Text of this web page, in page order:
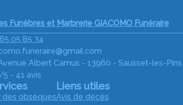
Funèbres et Marbrerie GIACOMO Funéraire
05 85 34
Albert Camus - 13960 - Sausset-les-Pins
5 - 41 avis
des obsèques
Liens utiles
Avis de décès